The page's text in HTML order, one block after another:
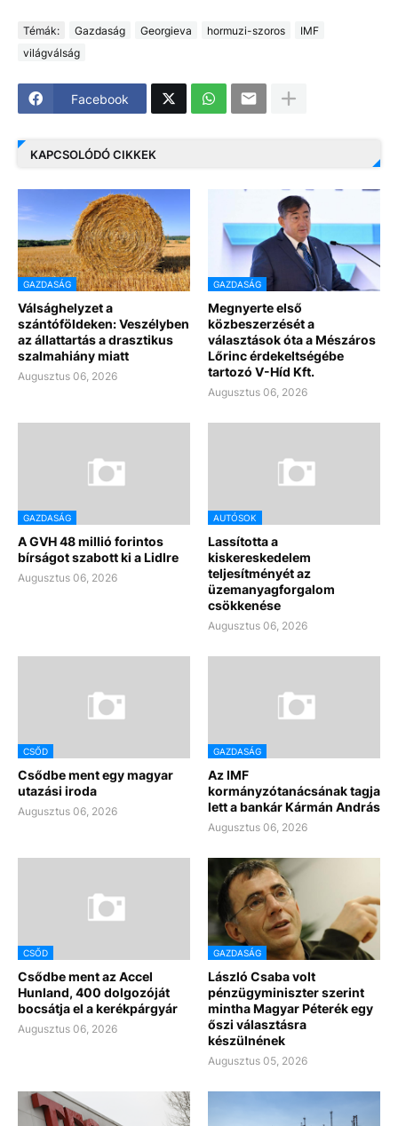
Témák: Gazdaság Georgieva hormuzi-szoros
IMF
világválság
Facebook
KAPCSOLÓDÓ CIKKEK
GAZDASÁG
Válsághelyzet a
szántóföldeken: Veszélyben
az állattartás a drasztikus
szalmahiány miatt
Augusztus 06, 2026
GAZDASÁG
Megnyerte első
közbeszerzését a
választások óta a Mészáros
Lőrinc érdekeltségébe
tartozó V-Híd Kft.
Augusztus 06, 2026
GAZDASÁG
A GVH 48 millió forintos
bírságot szabott ki a Lidlre
Augusztus 06, 2026
AUTÓSOK
Lassította a
kiskereskedelem
teljesítményét az
üzemanyagforgalom
csökkenése
Augusztus 06, 2026
CSŐD
Csődbe ment egy magyar
utazási iroda
Augusztus 06, 2026
GAZDASÁG
Az IMF
kormányzótanácsának tagja
lett a bankár Kármán András
Augusztus 06, 2026
CSŐD
Csődbe ment az Accel
Hunland, 400 dolgozóját
bocsátja el a kerékpárgyár
Augusztus 06, 2026
GAZDASÁG
László Csaba volt
pénzügyminiszter szerint
mintha Magyar Péterék egy
őszi választásra
készülnének
Augusztus 05, 2026